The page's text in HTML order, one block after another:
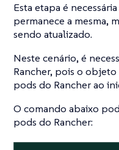
Esta etapa é
permanece a mesma,
sendo atualizado.
Neste cenário, é
Rancher, pois o objeto
pods do Rancher ao
O comando abaixo
pods do Rancher: